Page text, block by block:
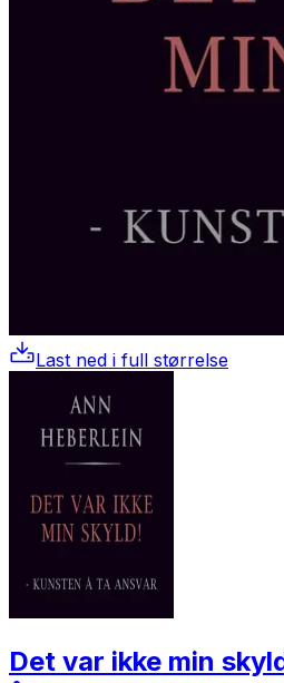
Last ned i full størrelse
Det var ikke min